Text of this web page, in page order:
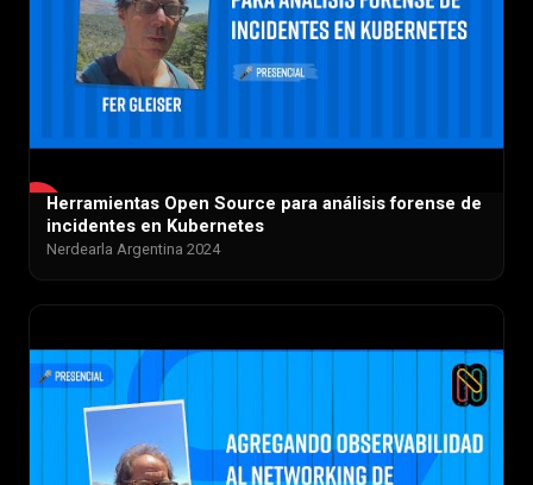
Herramientas Open Source para análisis forense de
incidentes en Kubernetes
Nerdearla Argentina 2024